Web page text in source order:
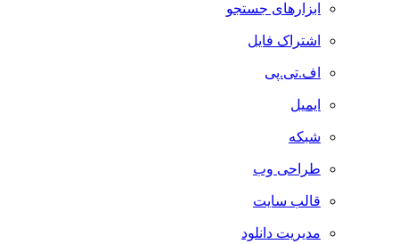
ابزارهای جستجو
اشتراک فایل
اف.تی.پی
ایمیل
شبکه
طراحی وب
قالب سایت
مدیریت دانلود